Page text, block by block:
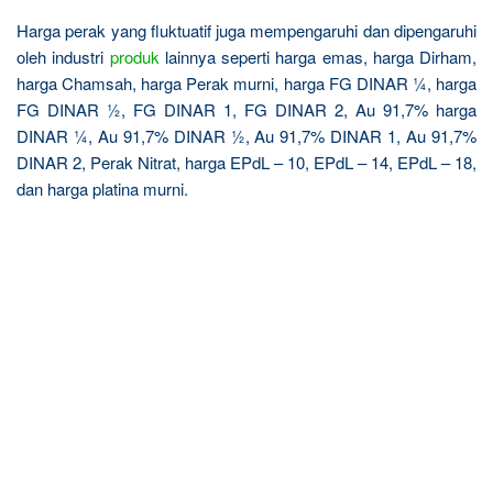
Harga perak yang fluktuatif juga mempengaruhi dan dipengaruhi
oleh industri produk lainnya seperti harga emas, harga Dirham,
harga Chamsah, harga Perak murni, harga FG DINAR ¼, harga
FG DINAR ½, FG DINAR 1, FG DINAR 2, Au 91,7% harga
DINAR ¼, Au 91,7% DINAR ½, Au 91,7% DINAR 1, Au 91,7%
DINAR 2, Perak Nitrat, harga EPdL – 10, EPdL – 14, EPdL – 18,
dan harga platina murni.